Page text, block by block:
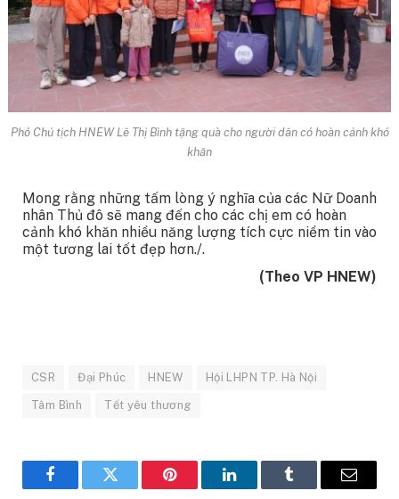
Phó Chủ tịch HNEW Lê Thị Bình tặng quà cho người dân có hoàn cảnh khó
khăn
Mong rằng những tấm lòng ý nghĩa của các Nữ Doanh
nhân Thủ đô sẽ mang đến cho các chị em có hoàn
cảnh khó khăn nhiều năng lượng tích cực niềm tin vào
một tương lai tốt đẹp hơn./.
(Theo VP HNEW)
CSR Đại Phúc HNEW Hội LHPN TP. Hà Nội
Tâm Bình Tết yêu thương
FacebookTwitter Pinterest LinkedInTumblr Email